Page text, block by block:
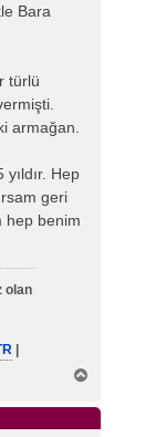
Bara
türlü
armağan.
Hep
geri
hep benim
olan
|
ş
a